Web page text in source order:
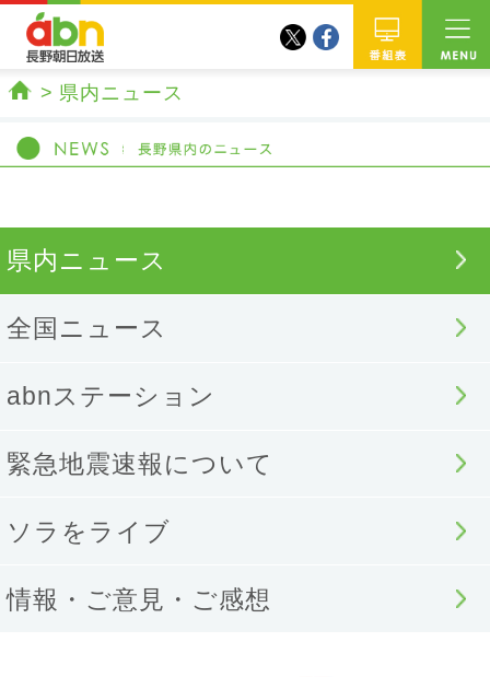
twitterfacebook
県内ニュース
県内ニュース
全国ニュース
abnステーション
緊急地震速報について
ソラをライブ
情報・ご意見・ご感想